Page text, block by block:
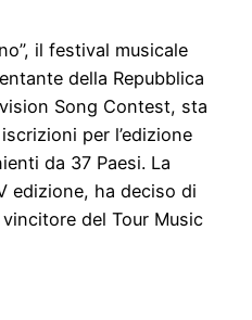
il festival musicale
della Repubblica
Song Contest, sta
per l’edizione
da 37 Paesi. La
edizione, ha deciso di
del Tour Music